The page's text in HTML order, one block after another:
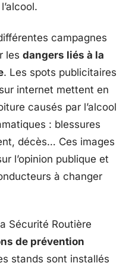
campagnes
les dangers liés à la
. Les spots publicitaires
internet mettent en
causés par l’alcool
: blessures
décès… Ces images
l’opinion publique et
à changer
Sécurité Routière
de prévention
stands sont installés